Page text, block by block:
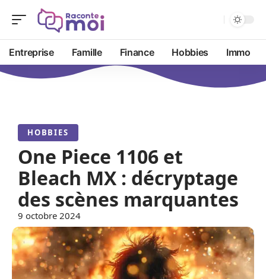
Entreprise Famille Finance Hobbies Immo
HOBBIES
One Piece 1106 et
Bleach MX : décryptage
des scènes marquantes
9 octobre 2024